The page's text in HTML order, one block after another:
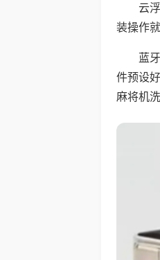
云
装操作
蓝
件预设
麻将机